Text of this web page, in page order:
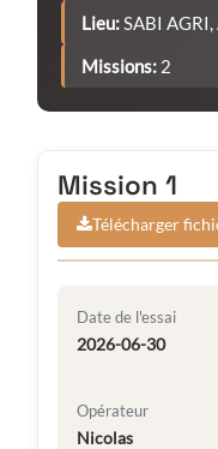
Lieu:SABI
Missions: 2
Mission 1
Télécharger
Date de l'essai
2026-06-30
Opérateur
Nicolas